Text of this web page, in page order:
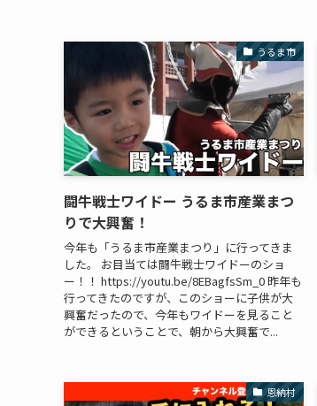
うるま市
闘牛戦士ワイドー うるま市産業まつ
りで大興奮！
今年も「うるま市産業まつり」に行ってきま
した。 お目当ては闘牛戦士ワイドーのショ
ー！！ https://youtu.be/8EBagfsSm_0 昨年も
行ってきたのですが、このショーに子供が大
興奮だったので、今年もワイドーを見ること
ができるということで、朝から大興奮で...
恩納村